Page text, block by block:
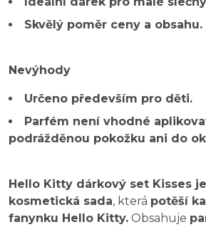
Skvělý poměr ceny a obsahu.
Nevýhody
Určeno především pro děti.
Parfém není vhodné
podrážděnou pokožku ani do
Hello Kitty dárkový set Kisses
kosmetická sada, která potěší
fanynku Hello Kitty. Obsahuje